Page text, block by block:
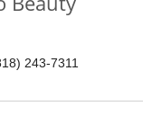
243-7311